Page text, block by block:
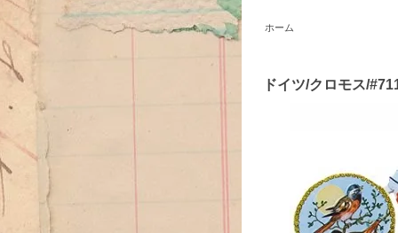
ホーム
ドイツ/クロモス/